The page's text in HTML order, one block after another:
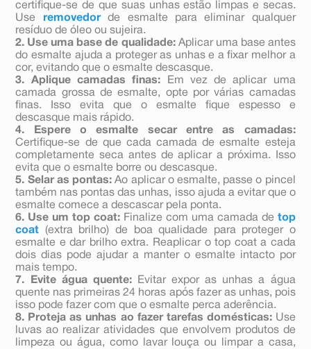
certifique-se de que suas unhas estão limpas e secas.
Use removedor
de esmalte para eliminar qualquer
resíduo de óleo ou sujeira.
2. Use uma base de qualidade:Aplicar uma base antes
do esmalte ajuda a proteger as unhas e a fixar melhor a
cor, evitando que o esmalte descasque.
3. Aplique camadas finas: Em vez de aplicar uma
camada grossa de esmalte, opte por várias camadas
finas. Isso evita que o esmalte fique espesso e
descasque mais rápido.
4. Espere o esmalte secar entre as camadas:
Certifique-se de que cada camada de esmalte esteja
completamente seca antes de aplicar a próxima. Isso
evita que o esmalte borre ou descasque.
5. Selar as pontas: Ao aplicar o esmalte, passe o pincel
também nas pontas das unhas, isso ajuda a evitar que o
esmalte comece a descascar pela ponta.
6. Use um top coat: Finalize com uma camada de top
coat
(extra brilho) de boa qualidade para proteger o
esmalte e dar brilho extra. Reaplicar o top coat a cada
dois dias pode ajudar a manter o esmalte intacto por
mais tempo.
7. Evite água quente:Evitar expor as unhas a água
quente nas primeiras 24 horas após fazer as unhas, pois
isso pode fazer com que o esmalte perca aderência.
8. Proteja as unhas ao fazer tarefas domésticas:Use
luvas ao realizar atividades que envolvem produtos de
limpeza ou água, como lavar louça ou limpar a casa,